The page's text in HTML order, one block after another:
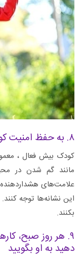
۸. به حفظ امنیت کودک بیش فعال جدی‌تر فکر کنید
کودک بیش فعال ،
مانند گم شدن در
علامت‌های هشداردهنده
این نشانه‌ها توجه
بکنند.
۹. هر روز صبح،
دهید به او بگویید